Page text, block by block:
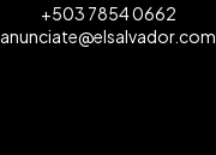
+503 7854 0662
anunciate@elsalvador.com